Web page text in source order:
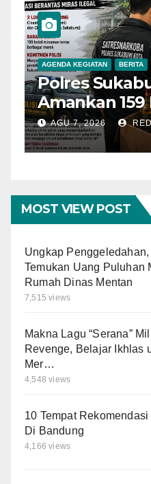
AGENDA KEGIATAN BERITA
Polres
Amankan
Ilegal dari
Operasi
AGU 7, 2026
MOST VIEW POST
Ungkap Penggeledahan,
Temukan Uang Puluhan
Rumah Dinas Mentan
7,515 views
Makna Lagu “Serana”
Revenge, Belajar Ikhlas
Mer…
4,548 views
10 Tempat
Di Bandung
4,166 views